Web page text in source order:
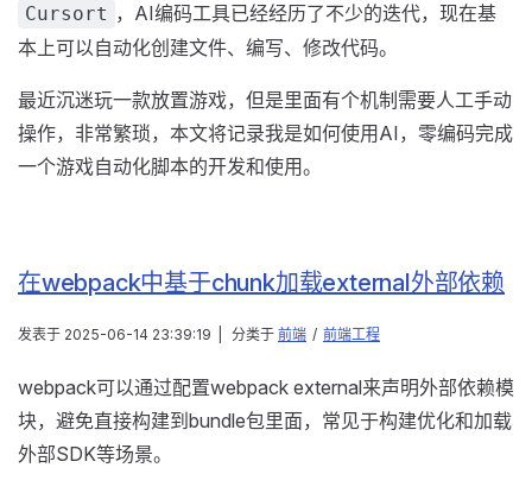
Cursort ，AI编码工具已经经历了不少的迭代，现在基
本上可以自动化创建文件、编写、修改代码。
最近沉迷玩一款放置游戏，但是里面有个机制需要人工手动
操作，非常繁琐，本文将记录我是如何使用AI，零编码完成
一个游戏自动化脚本的开发和使用。
在webpack中基于chunk加载external外部依赖
发表于 2025-06-14 23:39:19 分类于 前端 / 前端工程
webpack可以通过配置webpack external来声明外部依赖模
块，避免直接构建到bundle包里面，常见于构建优化和加载
外部SDK等场景。